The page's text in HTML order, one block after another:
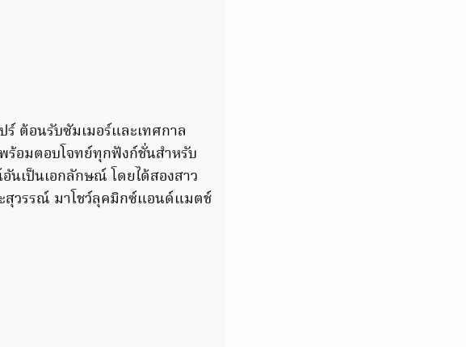
ต้อนรับซัมเมอร์และเทศกาล
ร้อมตอบโจทย์ทุกฟังก์ชั่นสำหรับ
นเป็นเอกลักษณ์ โดยได้สองสาว
สุวรรณ์ มาโชว์ลุคมิกซ์แอนด์แมตช์